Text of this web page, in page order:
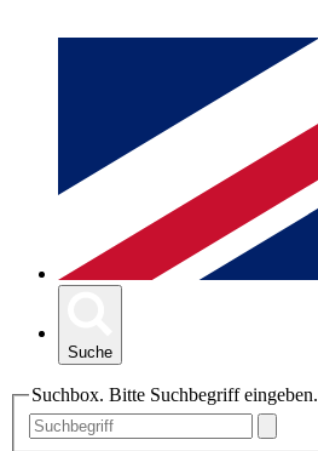
Suche
Suchbox. Bitte Suchbegriff eingeben.